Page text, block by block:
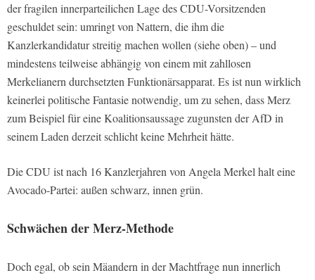
der fragilen innerparteilichen Lage des CDU-Vorsitzenden
geschuldet sein: umringt von Nattern, die ihm die
Kanzlerkandidatur streitig machen wollen (siehe oben) – und
mindestens teilweise abhängig von einem mit zahllosen
Merkelianern durchsetzten Funktionärsapparat. Es ist nun wirklich
keinerlei politische Fantasie notwendig, um zu sehen, dass Merz
zum Beispiel für eine Koalitionsaussage zugunsten der AfD in
seinem Laden derzeit schlicht keine Mehrheit hätte.
Die CDU ist nach 16 Kanzlerjahren von Angela Merkel halt eine
Avocado-Partei: außen schwarz, innen grün.
Schwächen der Merz-Methode
Doch egal, ob sein Mäandern in der Machtfrage nun innerlich